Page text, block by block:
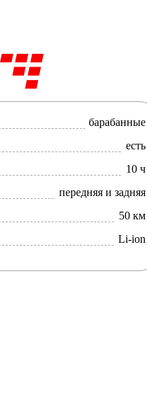
барабанные
есть
10 ч
передняя и задняя
50 км
Li-ion